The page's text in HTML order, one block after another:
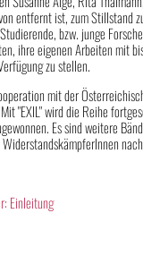
entfernt ist, zum Stillstand
bzw. junge
ihre eigenen Arbeiten mit
zu stellen.
mit der
"EXIL" wird die Reihe
Es sind weitere
Einleitung